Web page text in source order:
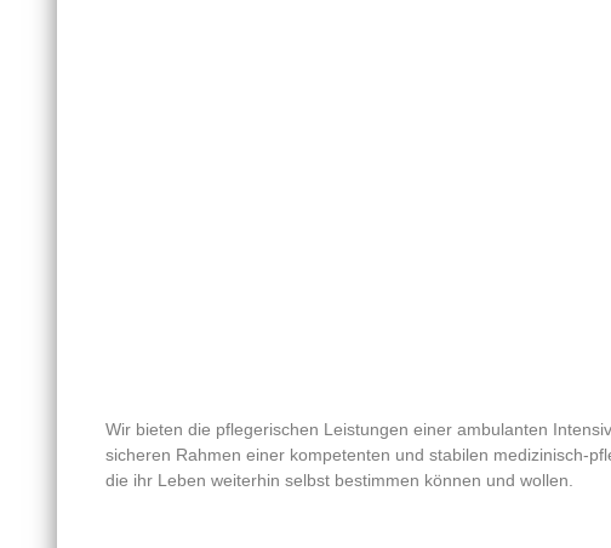
Wir bieten die pflegerischen Leistungen einer ambulanten
sicheren Rahmen einer kompetenten und stabilen medizinisch-
die ihr Leben weiterhin selbst bestimmen können und wollen.